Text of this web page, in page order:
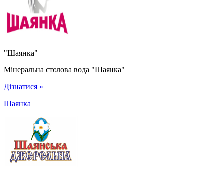
"Шаянка"
Мінеральна столова вода "Шаянка"
Дізнатися »
Шаянка